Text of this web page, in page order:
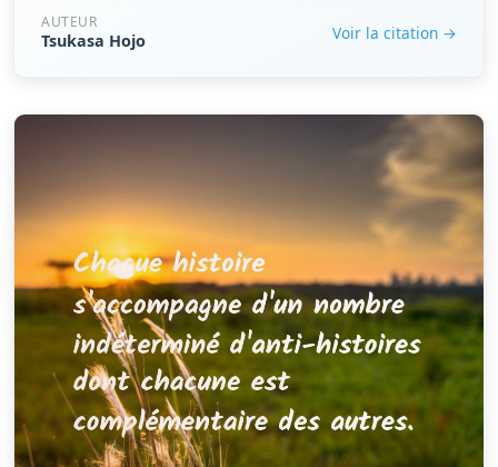
AUTEUR
Tsukasa Hojo Voir la citation →